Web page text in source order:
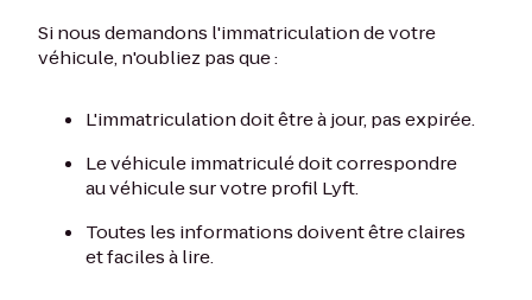
Si nous demandons l'immatriculation de votre
véhicule, n'oubliez pas que :
L'immatriculation doit être à jour, pas expirée.
Le véhicule immatriculé doit correspondre
au véhicule sur votre profil Lyft.
Toutes les informations doivent être claires
et faciles à lire.